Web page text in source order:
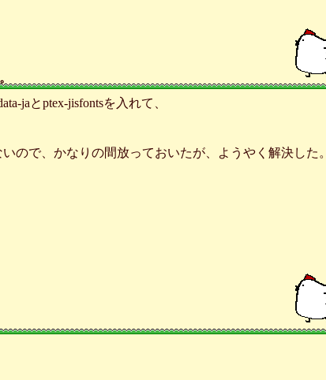
jaとptex-jisfontsを入れて、
ので、かなりの間放っておいたが、ようやく解決した。